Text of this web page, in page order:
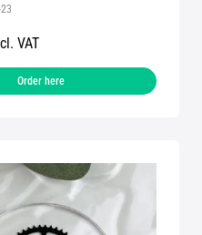
VAT
Order here